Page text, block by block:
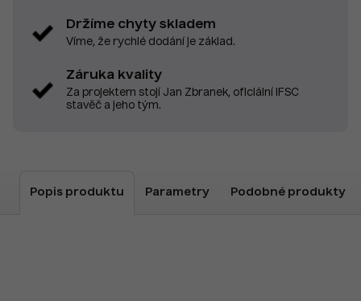
Držíme chyty skladem
Víme, že rychlé dodání je základ.
Záruka kvality
Za projektem stojí Jan Zbranek, oficiální IFSC
stavěč a jeho tým.
Popis produktu Parametry Podobné produkty